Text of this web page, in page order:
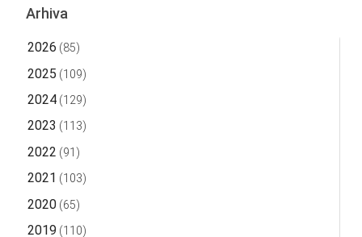
Arhiva
2026 (85)
2025 (109)
2024(129)
2023 (113)
2022 (91)
2021 (103)
2020(65)
2019 (110)